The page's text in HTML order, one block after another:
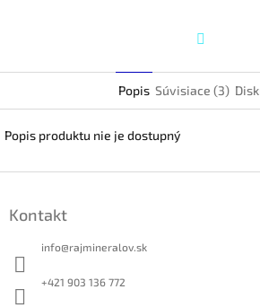
Popis Súvisiace (3)
Popis produktu nie je dostupný
Kontakt
info@rajmineralov.sk
+421 903 136 772